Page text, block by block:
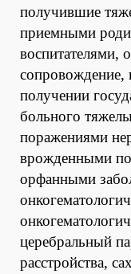
получившие
приемными
воспитателями,
сопровождение,
получении
больного
поражениями
врожденными
орфанными
церебральный
расстройства,